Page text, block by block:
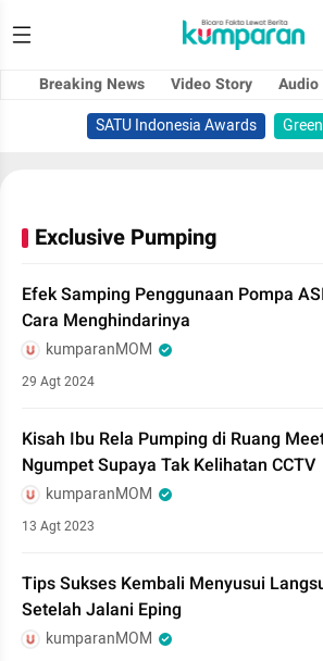
Breaking News Video Story
SATU Indonesia Awards
Exclusive Pumping
Efek Samping Penggunaan Pompa
Cara Menghindarinya
kumparanMOM
29 Agt 2024
Kisah Ibu Rela Pumping di Ruang
Ngumpet Supaya Tak Kelihatan CCTV
kumparanMOM
13 Agt 2023
Tips Sukses Kembali Menyusui
Setelah Jalani Eping
kumparanMOM